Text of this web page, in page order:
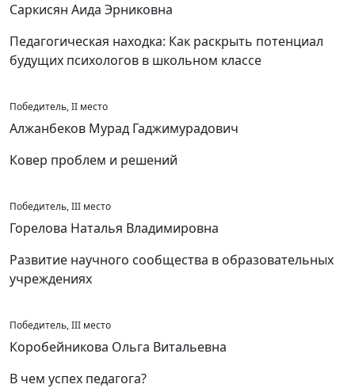
Саркисян Аида Эрниковна
Педагогическая находка: Как раскрыть потенциал
будущих психологов в школьном классе
Победитель, II место
Алжанбеков Мурад Гаджимурадович
Ковер проблем и решений
Победитель, III место
Горелова Наталья Владимировна
Развитие научного сообщества в образовательных
учреждениях
Победитель, III место
Коробейникова Ольга Витальевна
В чем успех педагога?